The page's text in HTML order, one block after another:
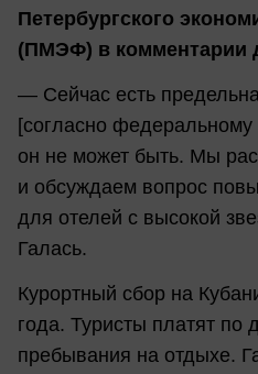
Петербургского
(ПМЭФ) в комментарии
— Сейчас есть
[согласно
он не может быть. Мы
и обсуждаем вопрос
для отелей с высокой
Галась.
Курортный сбор на
года. Туристы платят по
пребывания на отдыхе.